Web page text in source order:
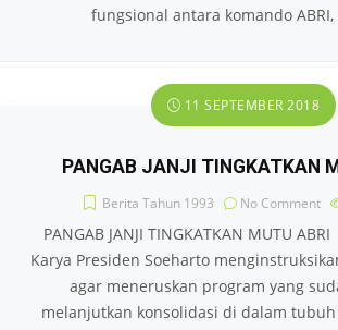
fungsional antara komando
11 SEPTEMBER 2018
PANGAB JANJI TINGKATKAN
Berita Tahun 1993 No Comment
PANGAB JANJI TINGKATKAN MUTU
Karya Presiden Soeharto
agar meneruskan program yang
melanjutkan konsolidasi di dalam tubuh